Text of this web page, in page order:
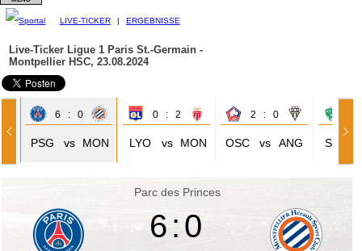
LIVE-TICKER | ERGEBNISSE
Live-Ticker Ligue 1 Paris St.-Germain -
Montpellier HSC, 23.08.2024
6 : 0
PSG vs MON
0 : 2
LYO vs MON
2 : 0
OSC vs ANG STE
Parc des Princes
6:0